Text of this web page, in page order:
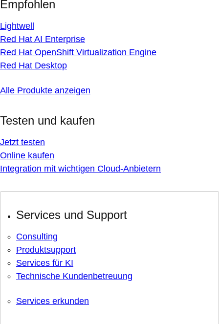
Empfohlen
Lightwell
Red Hat AI Enterprise
Red Hat OpenShift Virtualization Engine
Red Hat Desktop
Alle Produkte anzeigen
Testen und kaufen
Jetzt testen
Online kaufen
Integration mit wichtigen Cloud-Anbietern
Services und Support
Consulting
Produktsupport
Services für KI
Technische Kundenbetreuung
Services erkunden